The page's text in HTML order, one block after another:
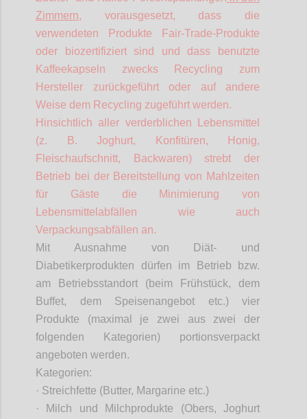
Zimmern, vorausgesetzt, dass die
verwendeten Produkte Fair-Trade-Produkte
oder biozertifiziert sind und dass benutzte
Kaffeekapseln zwecks Recycling zum
Hersteller zurückgeführt oder auf andere
Weise dem Recycling zugeführt werden.
Hinsichtlich aller verderblichen Lebensmittel
(z. B. Joghurt, Konfitüren, Honig,
Fleischaufschnitt, Backwaren) strebt der
Betrieb bei der Bereitstellung von Mahlzeiten
für Gäste die Minimierung von
Lebensmittelabfällen wie auch
Verpackungsabfällen an.
Mit Ausnahme von Diät- und
Diabetikerprodukten dürfen im Betrieb bzw.
am Betriebsstandort (beim Frühstück, dem
Buffet, dem Speisenangebot etc.) vier
Produkte (maximal je zwei aus zwei der
folgenden Kategorien) portionsverpackt
angeboten werden.
Kategorien:
· Streichfette (Butter, Margarine etc.)
· Milch und Milchprodukte (Obers, Joghurt